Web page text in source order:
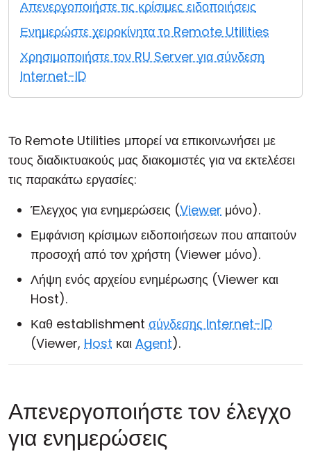
Απενεργοποιήστε τις κρίσιμες ειδοποιήσεις
Ενημερώστε χειροκίνητα το Remote Utilities
Χρησιμοποιήστε τον RU Server για σύνδεση
Internet-ID
Το Remote Utilities μπορεί να επικοινωνήσει με
τους διαδικτυακούς μας διακομιστές για να εκτελέσει
τις παρακάτω εργασίες:
Έλεγχος για ενημερώσεις (Viewer μόνο).
Εμφάνιση κρίσιμων ειδοποιήσεων που απαιτούν
προσοχή από τον χρήστη (Viewer μόνο).
Λήψη ενός αρχείου ενημέρωσης (Viewer και
Host).
Καθ establishment σύνδεσης Internet-ID
(Viewer, Host και Agent).
Απενεργοποιήστε τον έλεγχο
για ενημερώσεις
Cloud & Τοπική Εγκατάσταση